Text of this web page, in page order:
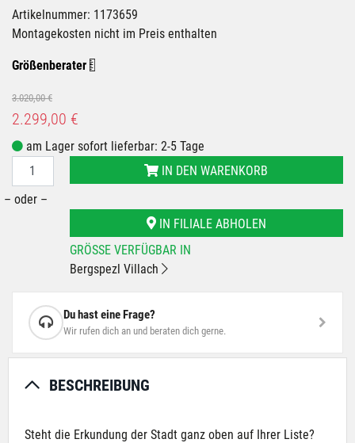
Artikelnummer: 1173659
Montagekosten nicht im Preis enthalten
Größenberater
3.020,00 €
2.299,00 €
am Lager sofort lieferbar: 2-5 Tage
IN DEN WARENKORB
– oder –
IN FILIALE ABHOLEN
GRÖSSE VERFÜGBAR IN
Bergspezl Villach
Du hast eine Frage?
Wir rufen dich an und beraten dich gerne.
BESCHREIBUNG
Steht die Erkundung der Stadt ganz oben auf Ihrer Liste?